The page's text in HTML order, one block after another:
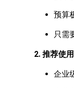
预算
只需
2. 推荐使
企业